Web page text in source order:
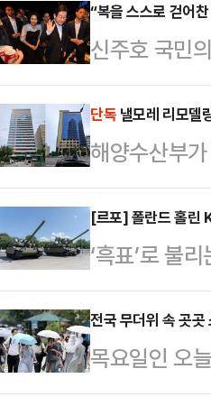
이 극으로 치
당 안팎에선
새다. 어떤
구가 분출될
다.국민의힘
후보를 향해
“복을 스스로 걷어
신주호 국민
을 두고 “정
히 조국·윤
정책 혼선 등
카르텔을 형
부대변인은
‘나라가TV’
자신들 내부
단독 낼모레 리모델
해양수산부
결하지 않은
칫 시간에 쫓
는 연내 부산
빌딩)과 협성
를, 협성빌딩
한 내용을 공
당 건물들에
[르포] 폴란드 홀린
‘흑표’로 불
을 내며 질주
는 한쪽 궤도
를 일으키며
가 곧 다시
전국 무더위 속 곳
목요일인 오
위가 이어지